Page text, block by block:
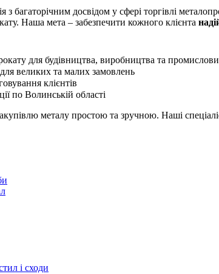
з багаторічним досвідом у сфері торгівлі
Наша мета – забезпечити кожного клієнта
для будівництва, виробництва та
великих та малих замовлень
клієнтів
по Волинській області
металу простою та зручною. Наші
і сходи